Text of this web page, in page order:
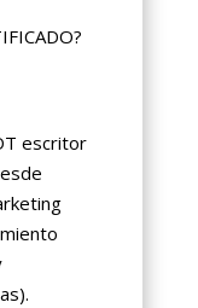
escritor